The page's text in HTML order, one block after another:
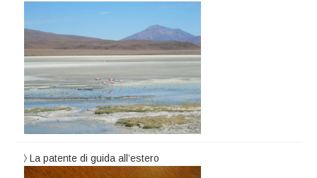
La patente di guida all’estero